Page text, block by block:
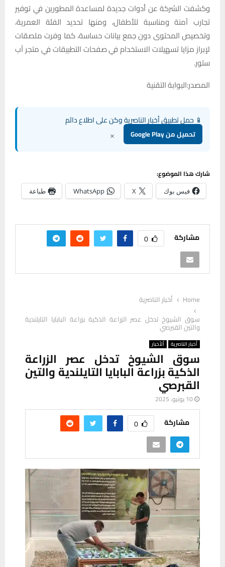
وكشفت الشركة عن أدوات جديدة لمساعدة المطورين في توفير
تجارب آمنة ومناسبة للأطفال، ومنها تحديد الفئة العمرية،
وتخصيص المحتوى دون جمع بيانات حساسة، كما وفرت ملصقات
لإبراز مزايا تسهيلات الاستخدام في صفحات التطبيقات في متجر آب
ستور.
المصدر:البوابة التقنية
📱 حمل تطبيق أخبار الناصرية وكن على اطلاع دائم
تحميل من Google Play ×
شارك هذا الموضوع:
فيس بوك X
WhatsApp طباعة
مشاركة 0
Home
أخبار الناصرية
سوق الشيوخ تدخل عصر الزراعة الذكية بزراعة البابايا التايلندية
والتين القبرصي
أخبار الناصرية ألأخبار
سوق الشيوخ تدخل عصر الزراعة
الذكية بزراعة البابايا التايلندية والتين
القبرصي
10 يونيو، 2025
مشاركة 0